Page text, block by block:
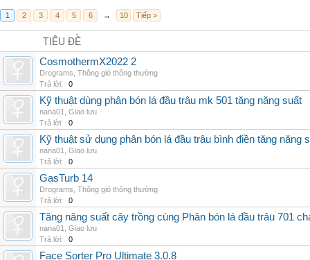
1 2 3 4 5 6 → 10 Tiếp >
TIÊU ĐỀ
CosmothermX2022 2
Drograms Thông gió thông thường
Trả lời:
0
Kỹ thuật dùng phân bón lá đầu trâu mk 501 tăng năng suất
nana01
Giao lưu
Trả lời:
0
Kỹ thuật sử dụng phân bón lá đầu trâu bình điền tăng năng
nana01
Giao lưu
Trả lời:
0
GasTurb 14
Drograms Thông gió thông thường
Trả lời:
0
Tăng năng suất cây trồng cùng Phân bón lá đầu trâu 701
nana01
Giao lưu
Trả lời:
0
Face Sorter Pro Ultimate 3.0.8